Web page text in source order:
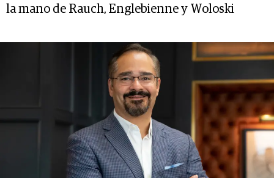
la mano de Rauch, Englebienne y Woloski